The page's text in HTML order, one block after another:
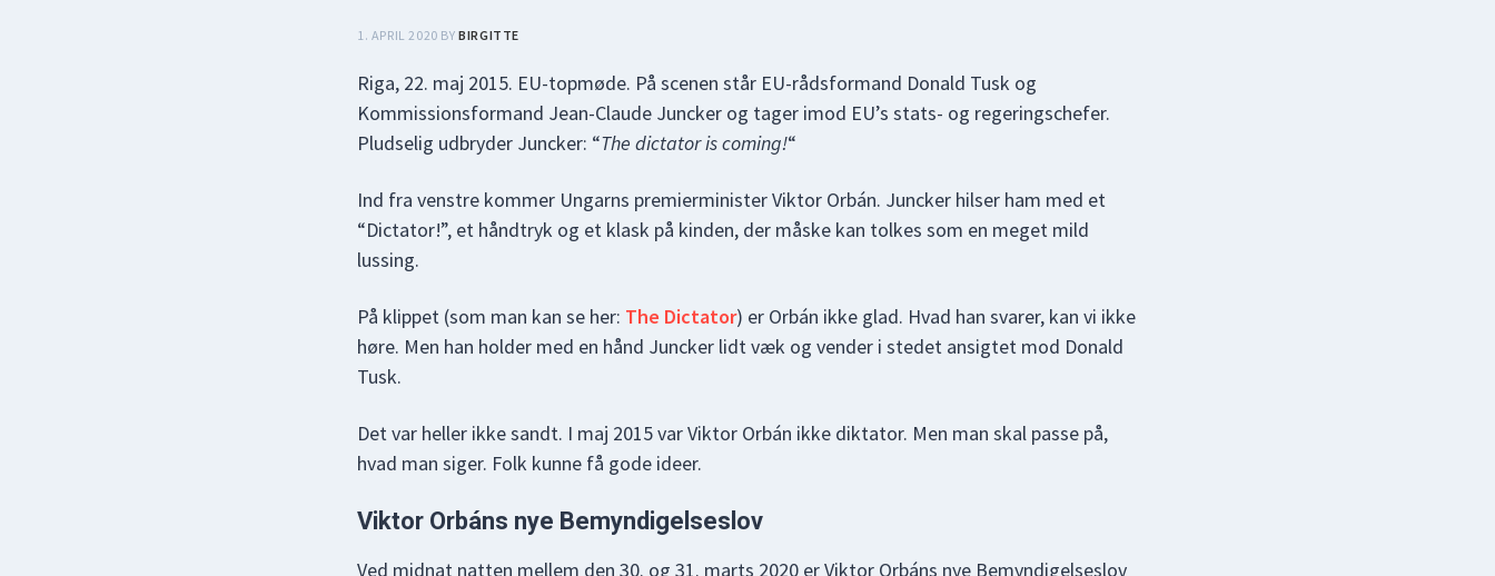
1. APRIL 2020 BYBIRGITTE
Riga, 22. maj 2015. EU-topmøde. På scenen står EU-rådsformand Donald Tusk og
Kommissionsformand Jean-Claude Juncker og tager imod EU’s stats- og regeringschefer.
Pludselig udbryder Juncker: “The dictator is coming!“
Ind fra venstre kommer Ungarns premierminister Viktor Orbán. Juncker hilser ham med et
“Dictator!”, et håndtryk og et klask på kinden, der måske kan tolkes som en meget mild
lussing.
På klippet (som man kan se her: The Dictator) er Orbán ikke glad. Hvad han svarer, kan vi ikke
høre. Men han holder med en hånd Juncker lidt væk og vender i stedet ansigtet mod Donald
Tusk.
Det var heller ikke sandt. I maj 2015 var Viktor Orbán ikke diktator. Men man skal passe på,
hvad man siger. Folk kunne få gode ideer.
Viktor Orbáns nye Bemyndigelseslov
Ved midnat natten mellem den 30. og 31. marts 2020 er Viktor Orbáns nye Bemyndigelseslov